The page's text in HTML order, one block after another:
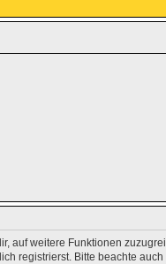
auf weitere Funktionen
registrierst. Bitte beachte